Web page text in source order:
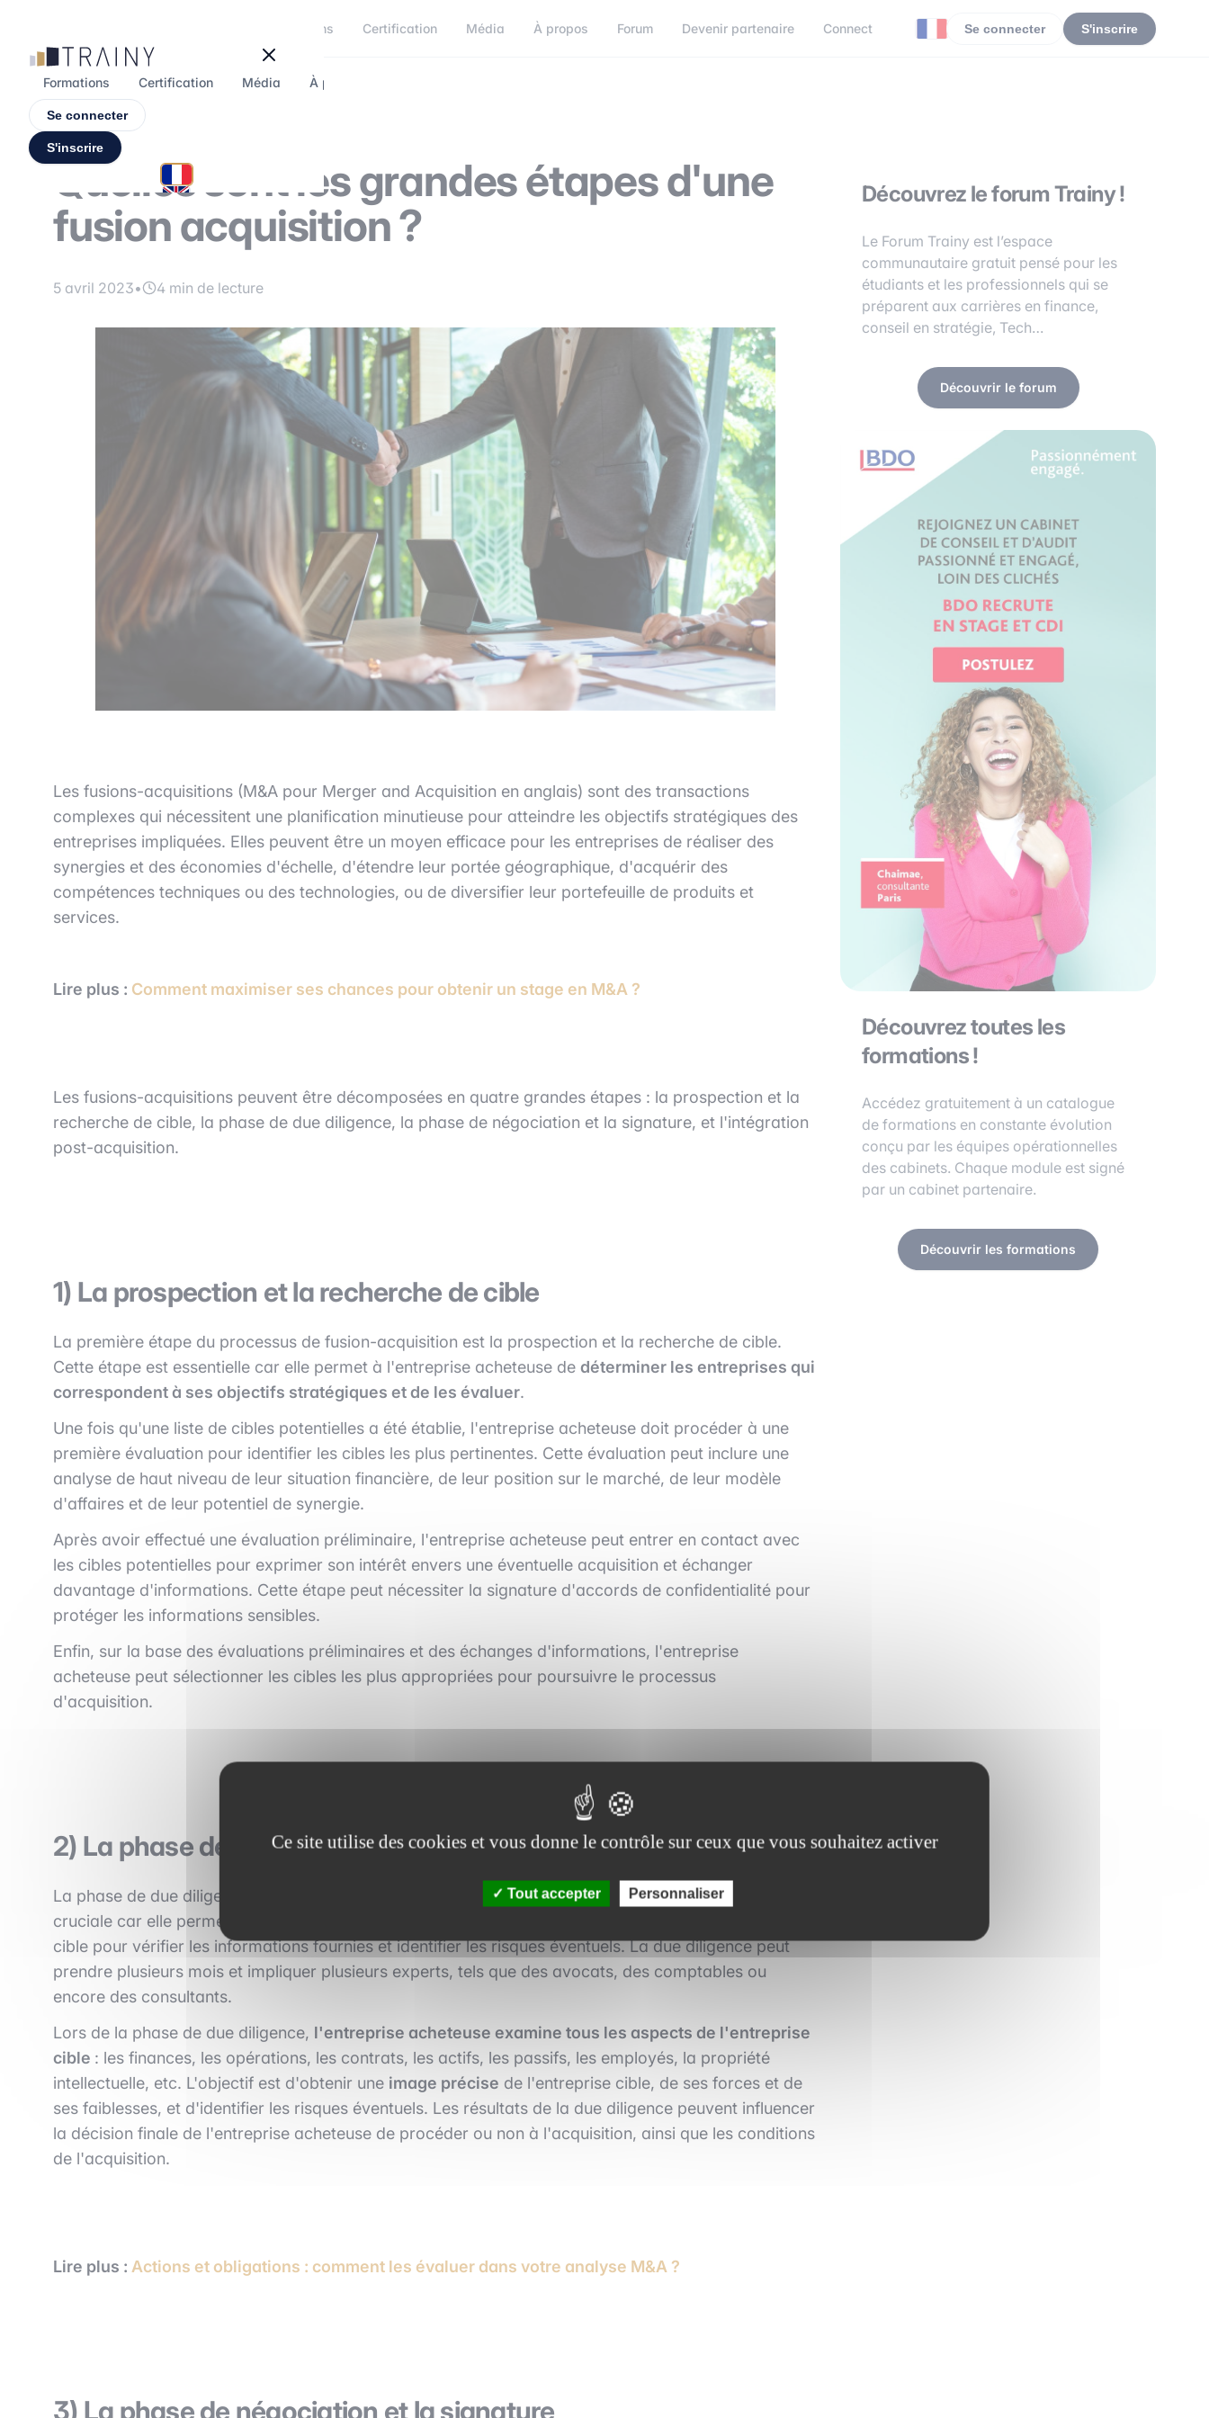
Formations Certification Média À propos Forum Devenir partenaire Connect Se connecter S'inscrire
Formations Certification Média À propos
Se connecter
S'inscrire
Quelles sont les grandes étapes d'une
fusion acquisition ?
5 avril 2023• 4 min de lecture
Les fusions-acquisitions (M&A pour Merger and Acquisition en anglais) sont des transactions
complexes qui nécessitent une planification minutieuse pour atteindre les objectifs stratégiques des
entreprises impliquées. Elles peuvent être un moyen efficace pour les entreprises de réaliser des
synergies et des économies d'échelle, d'étendre leur portée géographique, d'acquérir des
compétences techniques ou des technologies, ou de diversifier leur portefeuille de produits et
services.
Lire plus : Comment maximiser ses chances pour obtenir un stage en M&A ?
Les fusions-acquisitions peuvent être décomposées en quatre grandes étapes : la prospection et la
recherche de cible, la phase de due diligence, la phase de négociation et la signature, et l'intégration
post-acquisition.
1) La prospection et la recherche de cible
La première étape du processus de fusion-acquisition est la prospection et la recherche de cible.
Cette étape est essentielle car elle permet à l'entreprise acheteuse de déterminer les entreprises qui
correspondent à ses objectifs stratégiques et de les évaluer.
Une fois qu'une liste de cibles potentielles a été établie, l'entreprise acheteuse doit procéder à une
première évaluation pour identifier les cibles les plus pertinentes. Cette évaluation peut inclure une
analyse de haut niveau de leur situation financière, de leur position sur le marché, de leur modèle
d'affaires et de leur potentiel de synergie.
Après avoir effectué une évaluation préliminaire, l'entreprise acheteuse peut entrer en contact avec
les cibles potentielles pour exprimer son intérêt envers une éventuelle acquisition et échanger
davantage d'informations. Cette étape peut nécessiter la signature d'accords de confidentialité pour
protéger les informations sensibles.
Enfin, sur la base des évaluations préliminaires et des échanges d'informations, l'entreprise
acheteuse peut sélectionner les cibles les plus appropriées pour poursuivre le processus
d'acquisition.
2) La phase de due diligence
La phase de due diligence est l'étape suivante du processus de fusion-acquisition. Cette étape est
cruciale car elle permet à l'entreprise acheteuse de mener une enquête approfondie sur l'entreprise
cible pour vérifier les informations fournies et identifier les risques éventuels. La due diligence peut
prendre plusieurs mois et impliquer plusieurs experts, tels que des avocats, des comptables ou
encore des consultants.
Lors de la phase de due diligence, l'entreprise acheteuse examine tous les aspects de l'entreprise
cible : les finances, les opérations, les contrats, les actifs, les passifs, les employés, la propriété
intellectuelle, etc. L'objectif est d'obtenir une image précise de l'entreprise cible, de ses forces et de
ses faiblesses, et d'identifier les risques éventuels. Les résultats de la due diligence peuvent influencer
la décision finale de l'entreprise acheteuse de procéder ou non à l'acquisition, ainsi que les conditions
de l'acquisition.
Lire plus : Actions et obligations : comment les évaluer dans votre analyse M&A ?
3) La phase de négociation et la signature
Découvrez le forum Trainy !
Le Forum Trainy est l’espace
communautaire gratuit pensé pour les
étudiants et les professionnels qui se
préparent aux carrières en finance,
conseil en stratégie, Tech…
Découvrir le forum
Découvrez toutes les
formations !
Accédez gratuitement à un catalogue
de formations en constante évolution
conçu par les équipes opérationnelles
des cabinets. Chaque module est signé
par un cabinet partenaire.
Découvrir les formations
Ce site utilise des cookies et vous donne le contrôle sur ceux que vous souhaitez activer
Tout accepter Personnaliser